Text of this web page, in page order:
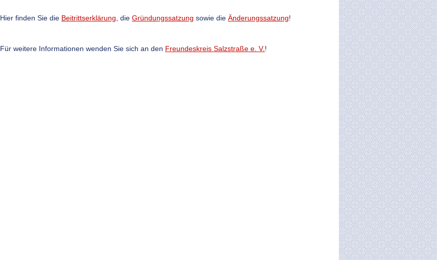
Hier finden Sie die Beitrittserklärung, die Gründungssatzung sowie die Änderungssatzung!
Für weitere Informationen wenden Sie sich an den Freundeskreis Salzstraße e. V.!